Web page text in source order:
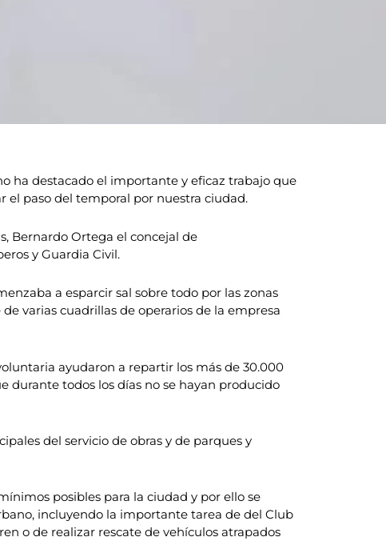
ha destacado el importante y eficaz trabajo que
el paso del temporal por nuestra ciudad.
Bernardo Ortega el concejal de
y Guardia Civil.
a esparcir sal sobre todo por las zonas
varias cuadrillas de operarios de la empresa
ayudaron a repartir los más de 30.000
durante todos los días no se hayan producido
del servicio de obras y de parques y
posibles para la ciudad y por ello se
incluyendo la importante tarea de del Club
o de realizar rescate de vehículos atrapados